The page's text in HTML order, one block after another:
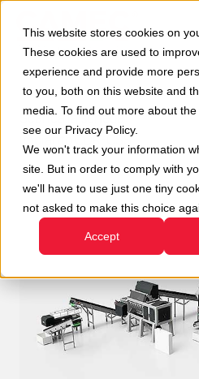
This website stores cookies on
These cookies are used to
experience and provide more
to you, both on this website and
media. To find out more about the
see our Privacy Policy.
We won't track your information
site. But in order to comply with
we'll have to use just one tiny
not asked to make this choice
Accept
Scarica la scheda:
Impianto CDR-CSS